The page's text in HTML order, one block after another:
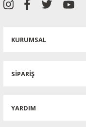
KURUMSAL
SİPARİŞ
YARDIM